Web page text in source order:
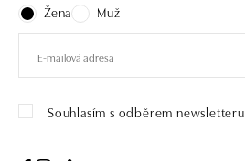
Žena
Muž
Souhlasím s odběrem newsletteru